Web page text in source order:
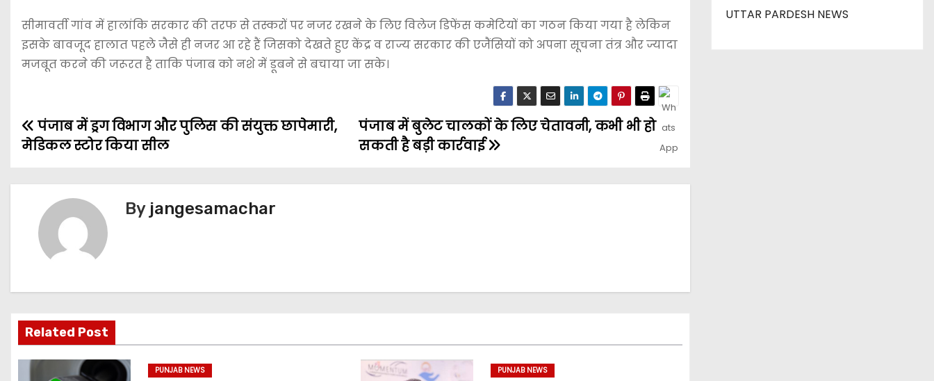
सीमावर्ती गांव में हालांकि सरकार की तरफ से तस्करों पर नजर रखने के लिए विलेज डिफेंस कमेटियों का गठन किया गया है लेकिन
इसके बावजूद हालात पहले जैसे ही नजर आ रहे हैं जिसको देखते हुए केंद्र व राज्य सरकार की एजैंसियों को अपना सूचना तंत्र और ज्यादा
मजबूत करने की जरूरत है ताकि पंजाब को नशे में डूबने से बचाया जा सके।
पंजाब में बुलेट चालकों के लिए चेतावनी, कभी भी हो
सकती है बड़ी कार्रवाई
पंजाब में ड्रग विभाग और पुलिस की संयुक्त छापेमारी,
मेडिकल स्टोर किया सील
By jangesamachar
Related Post
PUNJAB NEWS PUNJAB NEWS
UTTAR PARDESH NEWS